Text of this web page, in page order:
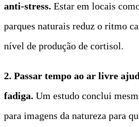
anti-stress. Estar em locais
parques naturais reduz o ritmo
nível de produção de cortisol.
2. Passar tempo ao ar livre
fadiga. Um estudo conclui
para imagens da natureza para